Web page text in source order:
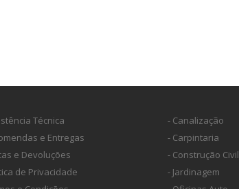
Técnica
e Entregas
e Devoluções
de Privacidade
- Canalização
- Carpintaria
- Construção Civil
- Jardinagem